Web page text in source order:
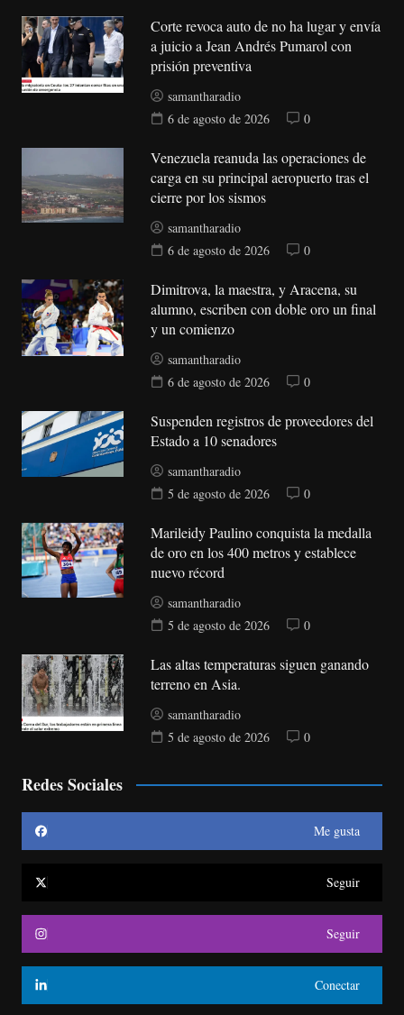
Corte revoca auto de no ha lugar y envía
a juicio a Jean Andrés Pumarol con
prisión preventiva
samantharadio
6 de agosto de 2026
0
Venezuela reanuda las operaciones de
carga en su principal aeropuerto tras el
cierre por los sismos
samantharadio
6 de agosto de 2026
0
Dimitrova, la maestra, y Aracena, su
alumno, escriben con doble oro un final
y un comienzo
samantharadio
6 de agosto de 2026
0
Suspenden registros de proveedores del
Estado a 10 senadores
samantharadio
5 de agosto de 2026
0
Marileidy Paulino conquista la medalla
de oro en los 400 metros y establece
nuevo récord
samantharadio
5 de agosto de 2026
0
Las altas temperaturas siguen ganando
terreno en Asia.
samantharadio
5 de agosto de 2026
0
Redes Sociales
Me gusta
Seguir
Seguir
Conectar